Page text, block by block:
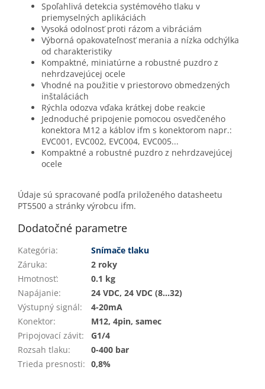
Spoľahlivá detekcia systémového tlaku v
priemyselných aplikáciách
Vysoká odolnosť proti rázom a vibráciám
Výborná opakovateľnosť merania a nízka odchýlka
od charakteristiky
Kompaktné, miniatúrne a robustné puzdro z
nehrdzavejúcej ocele
Vhodné na použitie v priestorovo obmedzených
inštaláciách
Rýchla odozva vďaka krátkej dobe reakcie
Jednoduché pripojenie pomocou osvedčeného
konektora M12 a káblov ifm s konektorom napr.:
EVC001, EVC002, EVC004, EVC005...
Kompaktné a robustné puzdro z nehrdzavejúcej
ocele
Údaje sú spracované podľa priloženého datasheetu
PT5500 a stránky výrobcu ifm.
Dodatočné parametre
Kategória:
Snímače tlaku
Záruka:
2 roky
Hmotnosť:
0.1 kg
Napájanie:
24 VDC, 24 VDC (8…32)
Výstupný signál:
4-20mA
Konektor:
M12, 4pin, samec
Pripojovací závit:
G1/4
Rozsah tlaku:
0-400 bar
Trieda presnosti: 0,8%